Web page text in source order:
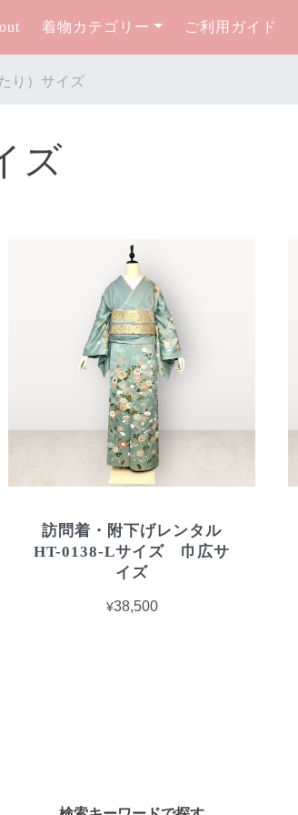
着物カテゴリー ご利用ガイド
り）サイズ
ズ
訪問着・附下げレンタル
HT-0138-Lサイズ 巾広サ
イズ
¥38,500